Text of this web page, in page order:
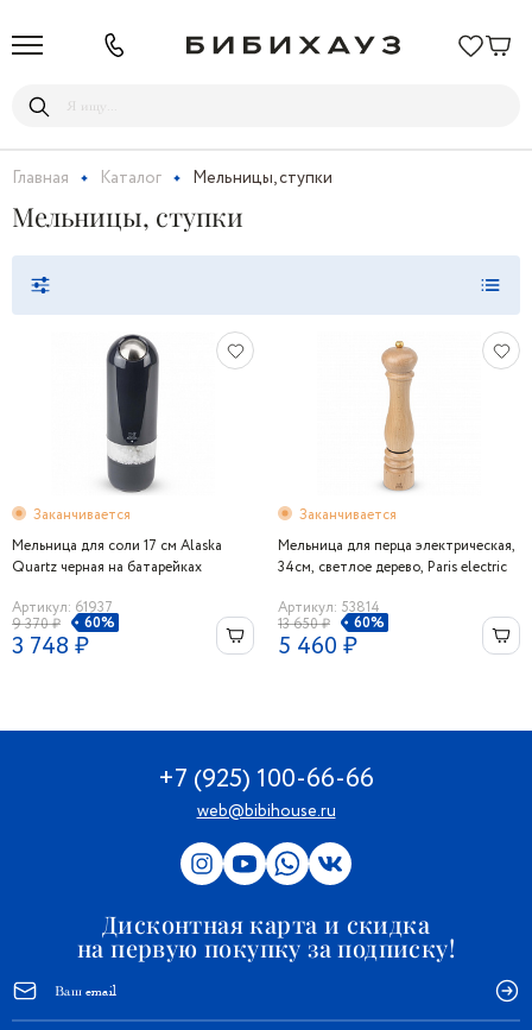
Главная Каталог Мельницы, ступки
Мельницы, ступки
Заканчивается
Мельница для соли 17 см Alaska
Quartz черная на батарейках
Артикул: 61937
9 370 ₽
60%
3 748 ₽
Заканчивается
Мельница для перца электрическая,
34см, светлое дерево, Paris electric
Артикул: 53814
13 650 ₽
60%
5 460 ₽
+7 (925) 100-66-66
web@bibihouse.ru
Дисконтная карта и скидка
на первую покупку за подписку!